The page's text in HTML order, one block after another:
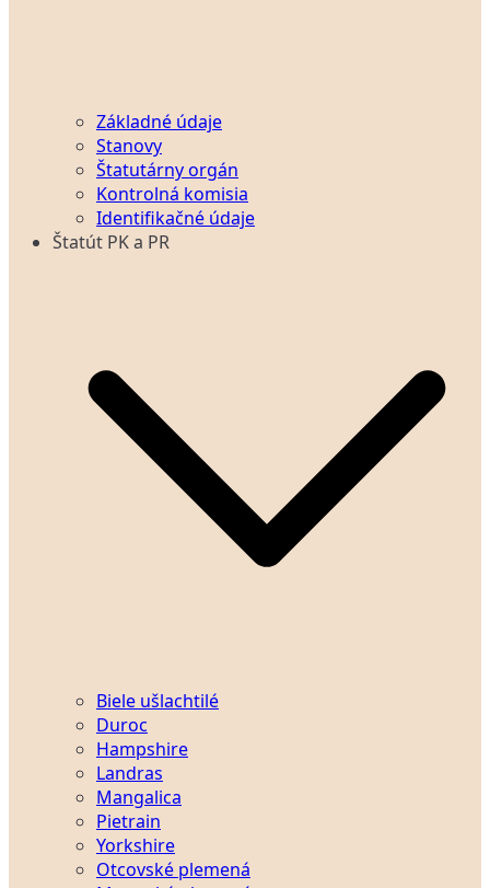
Základné údaje
Stanovy
Štatutárny orgán
Kontrolná komisia
Identifikačné údaje
Štatút PK a PR
Biele ušlachtilé
Duroc
Hampshire
Landras
Mangalica
Pietrain
Yorkshire
Otcovské plemená